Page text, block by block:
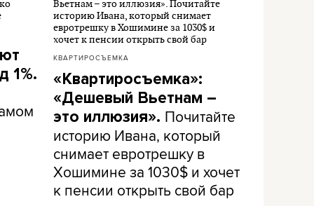
1%.
КВАРТИРОСЪЕМКА
«Квартиросъемка»:
«Дешевый Вьетнам –
это иллюзия». Почитайте
историю Ивана, который
снимает евротрешку в
Хошимине за 1030$ и хочет
к пенсии открыть свой бар